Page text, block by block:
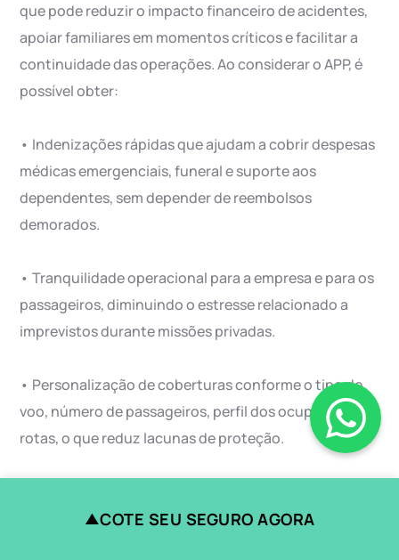
que pode reduzir o impacto financeiro de acidentes,
apoiar familiares em momentos críticos e facilitar a
continuidade das operações. Ao considerar o APP, é
possível obter:
• Indenizações rápidas que ajudam a cobrir despesas
médicas emergenciais, funeral e suporte aos
dependentes, sem depender de reembolsos
demorados.
• Tranquilidade operacional para a empresa e para os
passageiros, diminuindo o estresse relacionado a
imprevistos durante missões privadas.
• Personalização de coberturas conforme o tipo de
voo, número de passageiros, perfil dos ocupantes e
rotas, o que reduz lacunas de proteção.
coberturas de aviação para formar um conjunto
▲COTE SEU SEGURO AGORA